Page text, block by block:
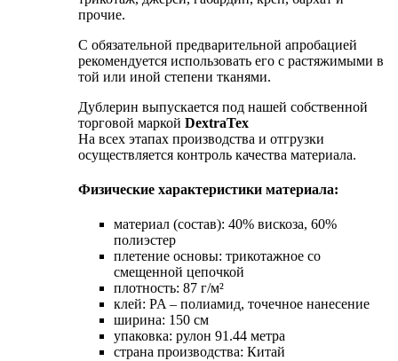
прочие.
С обязательной предварительной апробацией
рекомендуется использовать его с растяжимыми в
той или иной степени тканями.
Дублерин выпускается под нашей собственной
торговой маркой DextraTex
На всех этапах производства и отгрузки
осуществляется контроль качества материала.
Физические характеристики материала:
материал (состав): 40% вискоза, 60%
полиэстер
плетение основы: трикотажное со
смещенной цепочкой
плотность: 87 г/м²
клей: PA – полиамид, точечное нанесение
ширина: 150 см
упаковка: рулон 91.44 метра
страна производства: Китай